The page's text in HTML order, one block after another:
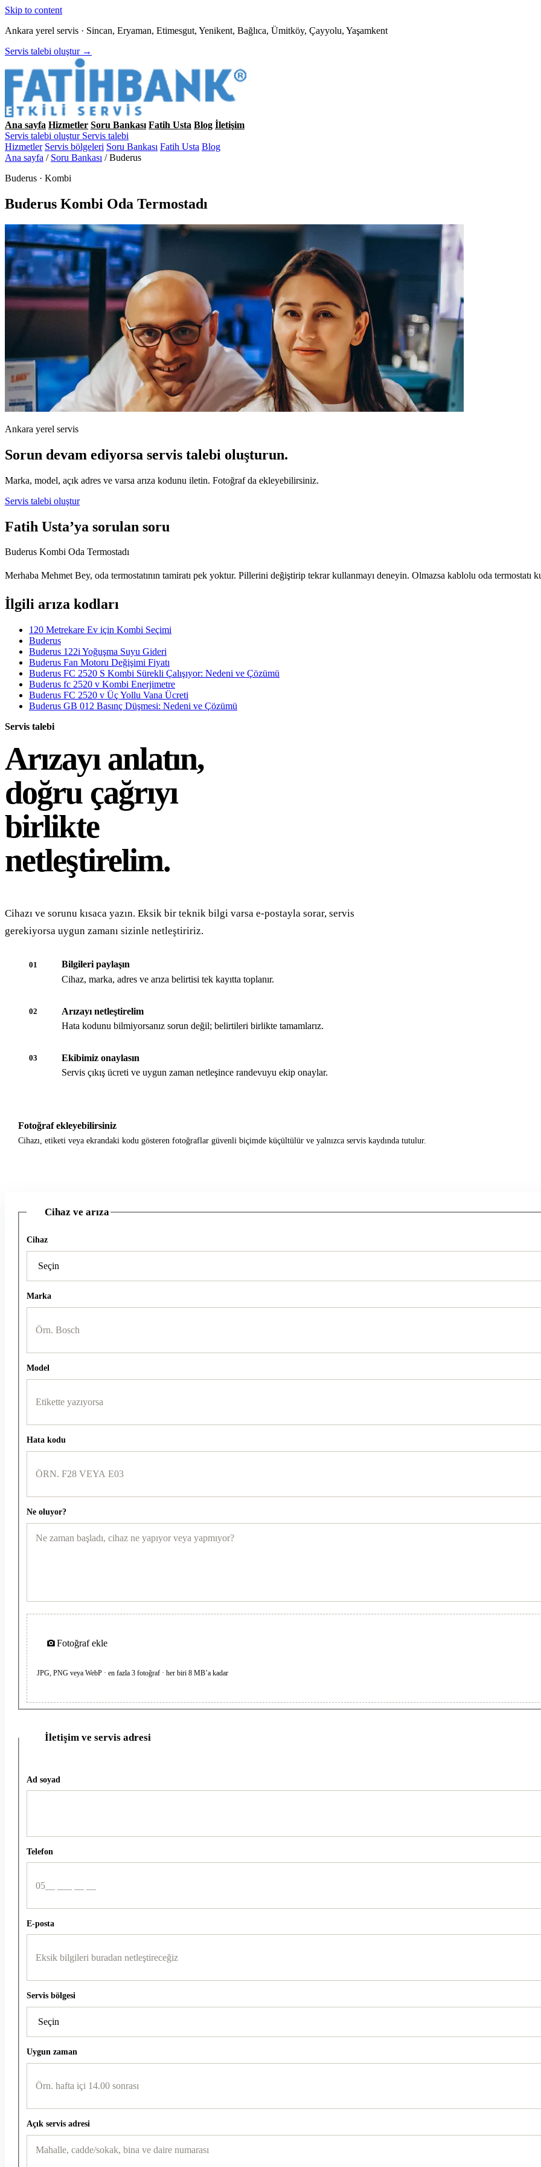
Skip to content
Ankara yerel servis · Sincan, Eryaman, Etimesgut, Yenikent, Bağlıca, Ümitköy, Çayyolu, Yaşamkent
Servis talebi oluştur →
Ana sayfa Hizmetler Soru Bankası Fatih Usta Blog İletişim
Servis talebi oluştur Servis talebi
Hizmetler Servis bölgeleri Soru Bankası Fatih Usta Blog
Ana sayfa / Soru Bankası / Buderus
Buderus · Kombi
Buderus Kombi Oda Termostadı
Ankara yerel servis
Sorun devam ediyorsa servis talebi oluşturun.
Marka, model, açık adres ve varsa arıza kodunu iletin. Fotoğraf da ekleyebilirsiniz.
Servis talebi oluştur
Fatih Usta’ya sorulan soru
Buderus Kombi Oda Termostadı
Merhaba Mehmet Bey, oda termostatının tamiratı pek yoktur. Pillerini değiştirip tekrar kullanmayı deneyin. Olmazsa kablolu oda
İlgili arıza kodları
120 Metrekare Ev için Kombi Seçimi
Buderus
Buderus 122i Yoğuşma Suyu Gideri
Buderus Fan Motoru Değişimi Fiyatı
Buderus FC 2520 S Kombi Sürekli Çalışıyor: Nedeni ve Çözümü
Buderus fc 2520 v Kombi Enerjimetre
Buderus FC 2520 v Üç Yollu Vana Ücreti
Buderus GB 012 Basınç Düşmesi: Nedeni ve Çözümü
Servis talebi
Arızayı anlatın,
doğru çağrıyı
birlikte
netleştirelim.
Cihazı ve sorunu kısaca yazın. Eksik bir teknik bilgi varsa e-postayla sorar, servis
gerekiyorsa uygun zamanı sizinle netleştiririz.
01
Bilgileri paylaşın
Cihaz, marka, adres ve arıza belirtisi tek kayıtta toplanır.
02
Arızayı netleştirelim
Hata kodunu bilmiyorsanız sorun değil; belirtileri birlikte tamamlarız.
03
Ekibimiz onaylasın
Servis çıkış ücreti ve uygun zaman netleşince randevuyu ekip onaylar.
Fotoğraf ekleyebilirsiniz
Cihazı, etiketi veya ekrandaki kodu gösteren fotoğraflar güvenli biçimde küçültülür ve yalnızca servis kaydında tutulur.
Cihaz ve arıza
Cihaz
Marka
Model
Hata kodu
Ne oluyor?
Fotoğraf ekle
JPG, PNG veya WebP · en fazla 3 fotoğraf · her biri 8 MB’a kadar
İletişim ve servis adresi
Ad soyad
Telefon
E-posta
Servis bölgesi
Uygun zaman
Açık servis adresi